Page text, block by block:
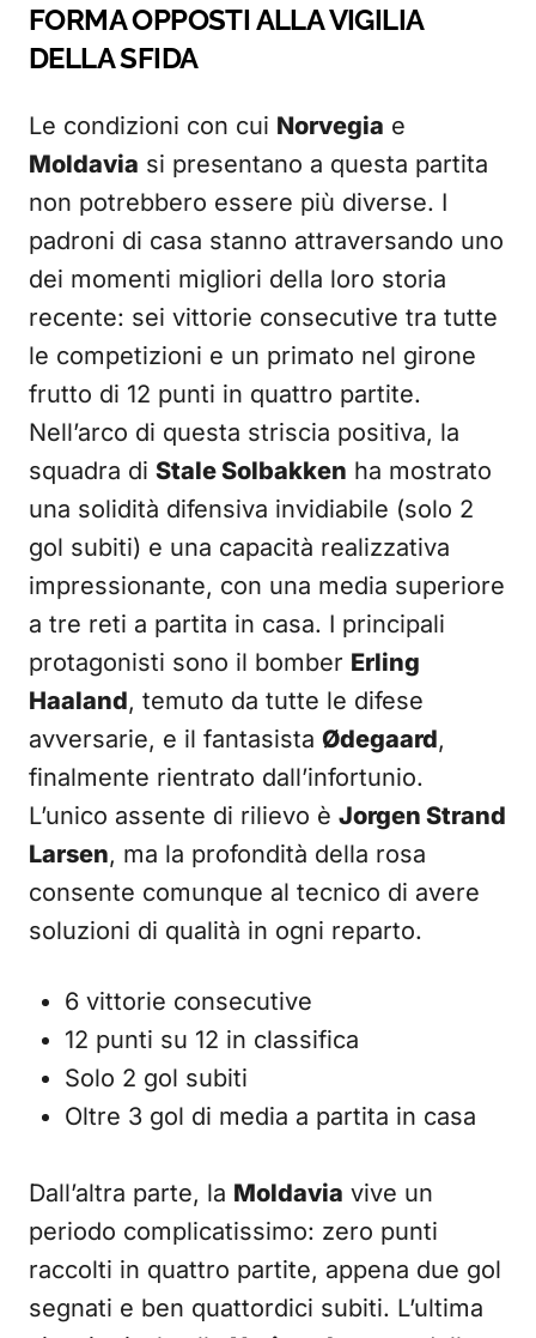
FORMA OPPOSTI ALLA VIGILIA
DELLA SFIDA
Le condizioni con cui Norvegia e
Moldavia si presentano a questa partita
non potrebbero essere più diverse. I
padroni di casa stanno attraversando uno
dei momenti migliori della loro storia
recente: sei vittorie consecutive tra tutte
le competizioni e un primato nel girone
frutto di 12 punti in quattro partite.
Nell’arco di questa striscia positiva, la
squadra di Stale Solbakken ha mostrato
una solidità difensiva invidiabile (solo 2
gol subiti) e una capacità realizzativa
impressionante, con una media superiore
a tre reti a partita in casa. I principali
protagonisti sono il bomber Erling
Haaland, temuto da tutte le difese
avversarie, e il fantasista Ødegaard,
finalmente rientrato dall’infortunio.
L’unico assente di rilievo è Jorgen Strand
Larsen, ma la profondità della rosa
consente comunque al tecnico di avere
soluzioni di qualità in ogni reparto.
6 vittorie consecutive
12 punti su 12 in classifica
Solo 2 gol subiti
Oltre 3 gol di media a partita in casa
Dall’altra parte, la Moldavia vive un
periodo complicatissimo: zero punti
raccolti in quattro partite, appena due gol
segnati e ben quattordici subiti. L’ultima